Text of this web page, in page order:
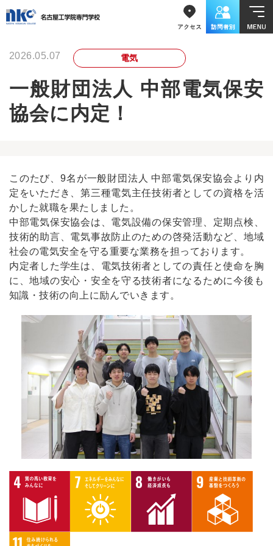
2026.05.07 電気
一般財団法人 中部電気保安
協会に内定！
このたび、9名が一般財団法人 中部電気保安協会より内
定をいただき、第三種電気主任技術者としての資格を活
かした就職を果たしました。
中部電気保安協会は、電気設備の保安管理、定期点検、
技術的助言、電気事故防止のための啓発活動など、地域
社会の電気安全を守る重要な業務を担っております。
内定者した学生は、電気技術者としての責任と使命を胸
に、地域の安心・安全を守る技術者になるために今後も
知識・技術の向上に励んでいきます。